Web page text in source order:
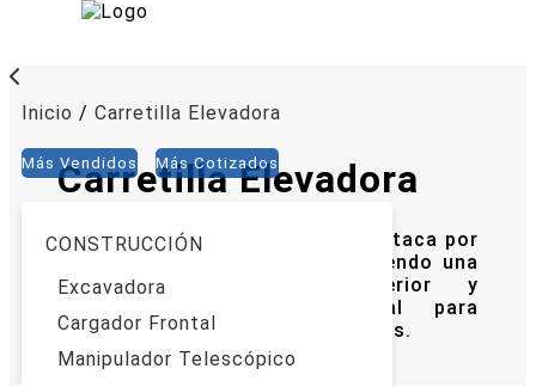
Inicio / Carretilla Elevadora
Más Vendidos Más Cotizados
CONSTRUCCIÓN
Excavadora
Cargador Frontal
Manipulador Telescópico
Carretilla Elevadora
La carretilla elevadora XCMG destaca por
su robustez y eficiencia, ofreciendo una
capacidad de carga superior y
maniobrabilidad precisa, ideal para
operaciones industriales exigentes.